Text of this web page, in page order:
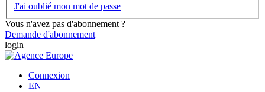
J'ai oublié mon mot de passe
Vous n'avez pas d'abonnement ?
Demande d'abonnement
login
Connexion
EN